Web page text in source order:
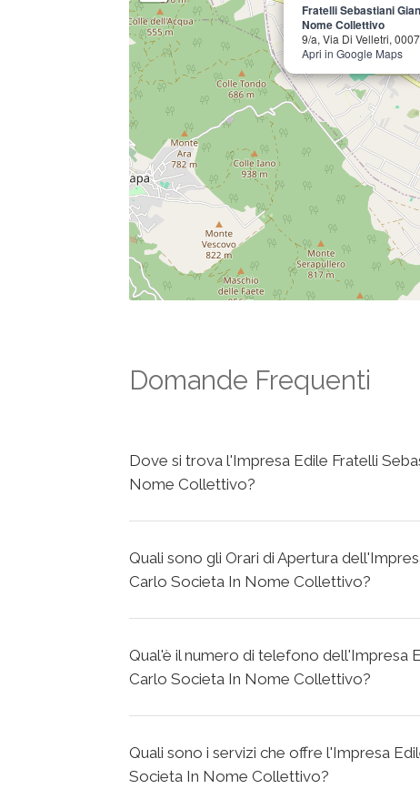
Fratelli Sebastiani
Nome Collettivo
9/a, Via Di Velletri,
Apri in Google Maps
Domande Frequenti
Dove si trova l'Impresa Edile Fratelli
Nome Collettivo?
Quali sono gli Orari di Apertura
Carlo Societa In Nome Collettivo?
Qual'è il numero di telefono dell'Impresa
Carlo Societa In Nome Collettivo?
Quali sono i servizi che offre l'Impresa
Societa In Nome Collettivo?